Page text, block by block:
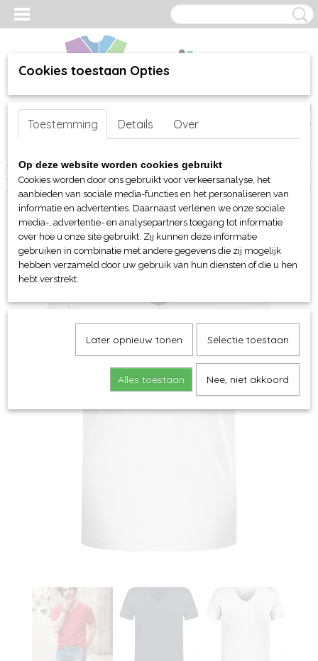
Inloggen Registreren
(0)
Home >webshop>Per merk >James & Nicholson
shirts> JN Men's T Pocket
Cookies toestaan Opties
Toestemming Details Over
Op deze website worden cookies gebruikt
Cookies worden door ons gebruikt voor verkeersanalyse, het
aanbieden van sociale media-functies en het personaliseren van
informatie en advertenties. Daarnaast verlenen we onze sociale
media-, advertentie- en analysepartners toegang tot informatie
over hoe u onze site gebruikt. Zij kunnen deze informatie
gebruiken in combinatie met andere gegevens die zij mogelijk
hebben verzameld door uw gebruik van hun diensten of die u hen
hebt verstrekt.
Later opnieuw tonen Selectie toestaan
Alles toestaan Nee, niet akkoord